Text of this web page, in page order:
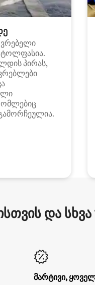
ტოლფასია.
პირას,
და სხვა
მარტივი,